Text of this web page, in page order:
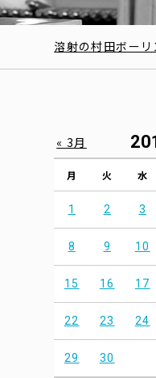
溶射の村田ボー
月 火 水
1 2 3
8 9 10
15 16 17
22 23 24
29 30
« 3月